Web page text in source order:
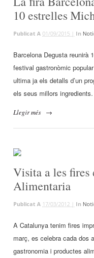
10 estrelles
Publicat A 01/09/2015 | In
Barcelona Degusta reunirà
festival gastronòmic
ultima ja els detalls d’un
els seus millors
Llegir més →
Visita a les
Alimentaria
Publicat A 17/03/2012 | In
A Catalunya tenim fires
març, es celebra cada dos
gastronomia i productes